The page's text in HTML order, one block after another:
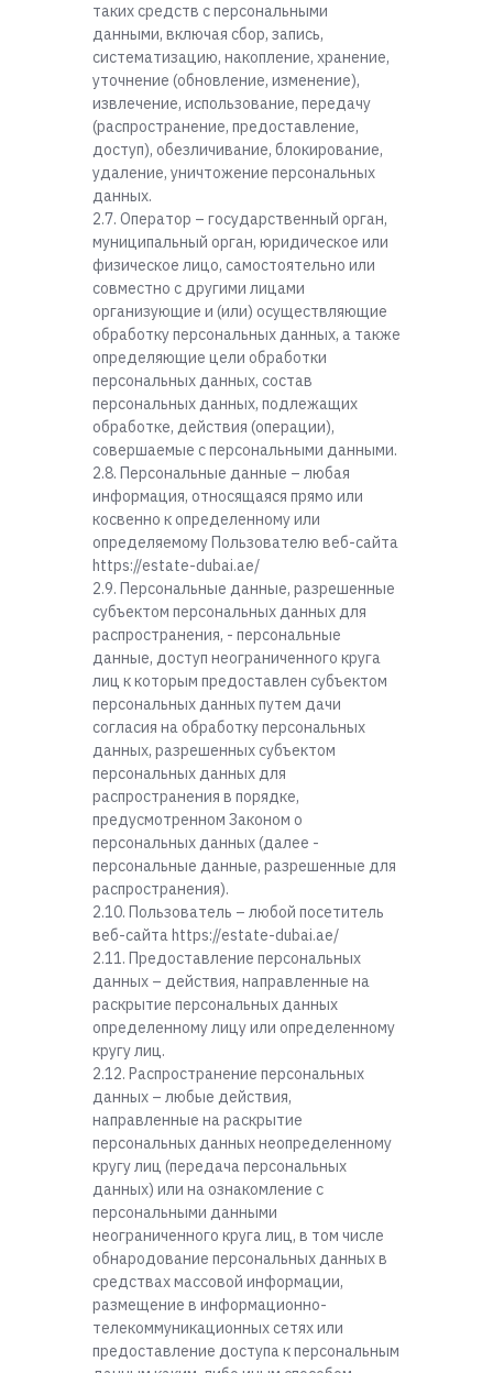
таких средств с персональными
данными, включая сбор, запись,
систематизацию, накопление, хранение,
уточнение (обновление, изменение),
извлечение, использование, передачу
(распространение, предоставление,
доступ), обезличивание, блокирование,
удаление, уничтожение персональных
данных.
2.7. Оператор – государственный орган,
муниципальный орган, юридическое или
физическое лицо, самостоятельно или
совместно с другими лицами
организующие и (или) осуществляющие
обработку персональных данных, а также
определяющие цели обработки
персональных данных, состав
персональных данных, подлежащих
обработке, действия (операции),
совершаемые с персональными данными.
2.8. Персональные данные – любая
информация, относящаяся прямо или
косвенно к определенному или
определяемому Пользователю веб-сайта
https://estate-dubai.ae/
2.9. Персональные данные, разрешенные
субъектом персональных данных для
распространения, - персональные
данные, доступ неограниченного круга
лиц к которым предоставлен субъектом
персональных данных путем дачи
согласия на обработку персональных
данных, разрешенных субъектом
персональных данных для
распространения в порядке,
предусмотренном Законом о
персональных данных (далее -
персональные данные, разрешенные для
распространения).
2.10. Пользователь – любой посетитель
веб-сайта https://estate-dubai.ae/
2.11. Предоставление персональных
данных – действия, направленные на
раскрытие персональных данных
определенному лицу или определенному
кругу лиц.
2.12. Распространение персональных
данных – любые действия,
направленные на раскрытие
персональных данных неопределенному
кругу лиц (передача персональных
данных) или на ознакомление с
персональными данными
неограниченного круга лиц, в том числе
обнародование персональных данных в
средствах массовой информации,
размещение в информационно-
телекоммуникационных сетях или
предоставление доступа к персональным